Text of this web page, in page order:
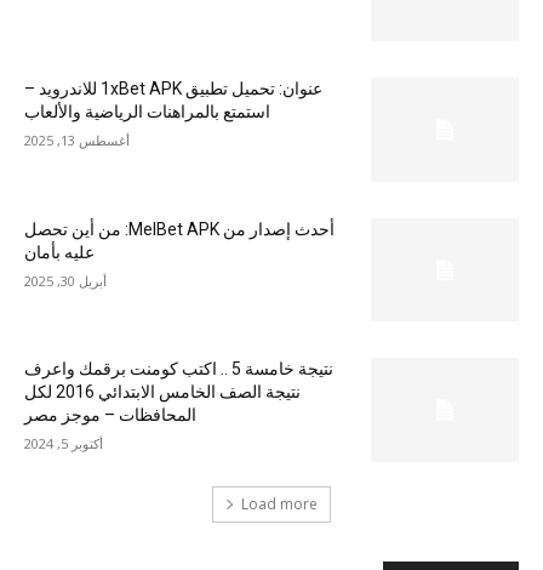
عنوان: تحميل تطبيق 1xBet APK للاندرويد –
استمتع بالمراهنات الرياضية والألعاب
أغسطس 13, 2025
أحدث إصدار من MelBet APK: من أين تحصل
عليه بأمان
أبريل 30, 2025
نتيجة خامسة 5 .. اكتب كومنت برقمك واعرف
نتيجة الصف الخامس الابتدائي 2016 لكل
المحافظات – موجز مصر
أكتوبر 5, 2024
Load more